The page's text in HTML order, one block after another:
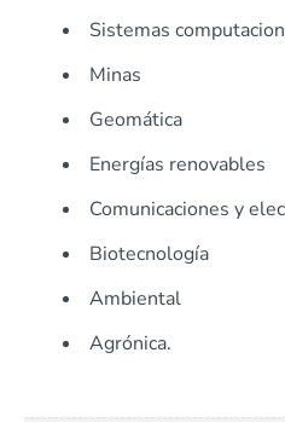
Sistemas
Minas
Geomática
Energías renovables
Comunicaciones y
Biotecnología
Ambiental
Agrónica.